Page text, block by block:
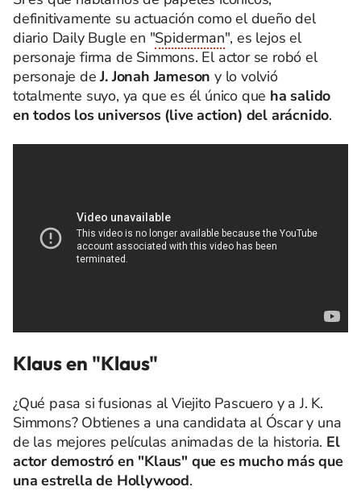
definitivamente su actuación como el dueño del
diario Daily Bugle en "Spiderman", es lejos el
personaje firma de Simmons. El actor se robó el
personaje deJ. Jonah Jamesony lo volvió
totalmente suyo, ya que es él único que ha salido
en todos los universos (live action) del arácnido.
Klaus en "Klaus"
¿Qué pasa si fusionas al Viejito Pascuero y a J. K.
Simmons? Obtienes a una candidata al Óscar y una
de las mejores películas animadas de la historia. El
actor demostró en "Klaus" que es mucho más que
una estrella de Hollywood.